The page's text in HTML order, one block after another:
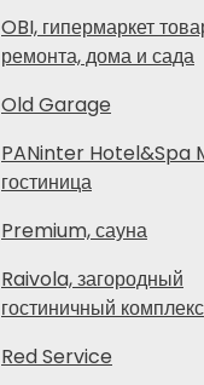
OBI, гипермаркет
ремонта, дома и сада
Old Garage
PANinter Hotel&Spa
гостиница
Premium, сауна
Raivola, загородный
гостиничный комплекс
Red Service